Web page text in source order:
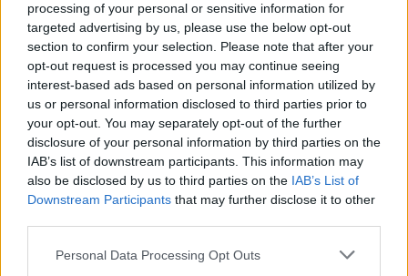
processing of your personal or sensitive information for
targeted advertising by us, please use the below opt-out
section to confirm your selection. Please note that after your
opt-out request is processed you may continue seeing
interest-based ads based on personal information utilized by
us or personal information disclosed to third parties prior to
your opt-out. You may separately opt-out of the further
disclosure of your personal information by third parties on the
IAB’s list of downstream participants. This information may
also be disclosed by us to third parties on the IAB’s List of
Downstream Participants that may further disclose it to other
Personal Data Processing Opt Outs
poter trovare sempre il miglior prezzo per
questa partita di Coppa Del Mondo tra Croazia
e Ghana.
I migliori canali di vendita dei
biglietti Croazia Ghana
Le informazioni sui biglietti sono disattivate per
Partite Croazia Ghana